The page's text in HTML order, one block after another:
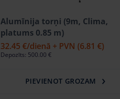
Alumīnija torņi (9m, Clima,
platums 0.85 m)
32.45 €/dienā + PVN (6.81 €)
Depozīts: 500.00 €
PIEVIENOT GROZAM